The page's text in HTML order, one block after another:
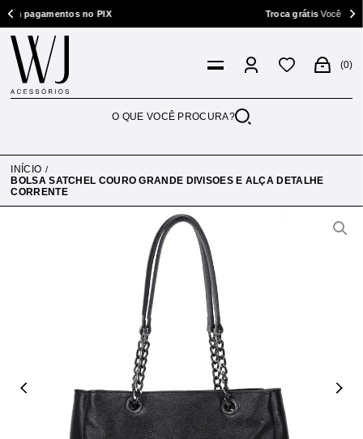
no PIX Troca grátisVocê tem 7 dias p/
0
INÍCIO
BOLSA SATCHEL COURO GRANDE DIVISOES E ALÇA DETALHE
CORRENTE